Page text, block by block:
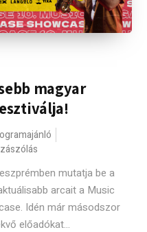
magyar
mutatja be a
arcait a Music
Idén már másodszor
előadókat...